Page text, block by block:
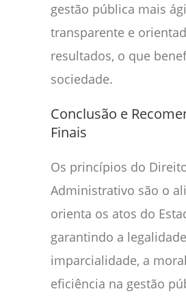
gestão pública mais
transparente e
resultados, o que
sociedade.
Conclusão e
Finais
Os princípios do
Administrativo são o
orienta os atos do
garantindo a
imparcialidade, a
eficiência na gestão